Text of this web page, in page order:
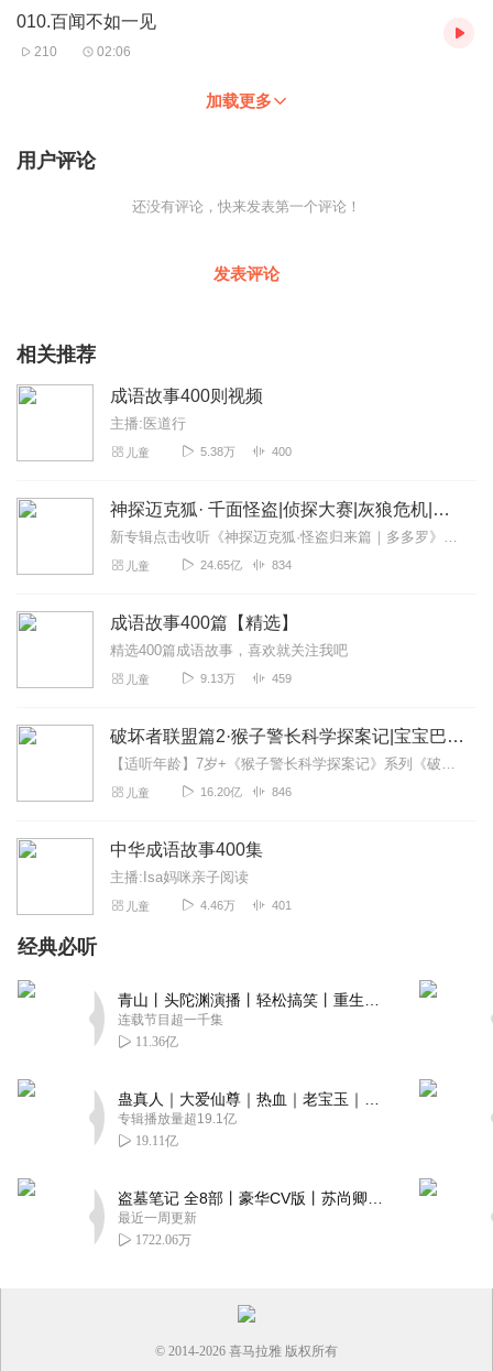
010.百闻不如一见
210 02:06
加载更多
用户评论
还没有评论，快来发表第一个评论！
发表评论
相关推荐
成语故事400则视频
主播:医道行
儿童 5.38万 400
神探迈克狐· 千面怪盗|侦探大赛|灰狼危机|多多罗
新专辑点击收听《神探迈克狐·怪盗归来篇｜多多罗》！！！>>>点击进入主播橱窗购买《神探迈克狐》系列图书吧!<<<多多罗故事【点击前往】收听多多罗其他好玩有趣的故...
儿童 24.65亿 834
成语故事400篇【精选】
精选400篇成语故事，喜欢就关注我吧
儿童 9.13万 459
破坏者联盟篇2·猴子警长科学探案记|宝宝巴士故事
【适听年龄】7岁+《猴子警长科学探案记》系列《破坏者联盟篇1·猴子警长科学探案记》>>>《破坏者联盟篇2·猴子警长科学探案记》>>>《破坏者联盟篇3·猴子警长科...
儿童 16.20亿 846
中华成语故事400集
主播:Isa妈咪亲子阅读
儿童 4.46万 401
经典必听
连载节目超一千集
11.36亿
专辑播放量超19.1亿
19.11亿
最近一周更新
1722.06万
© 2014-2026 喜马拉雅 版权所有